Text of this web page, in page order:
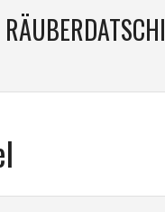
RÄUBERDATSCHI